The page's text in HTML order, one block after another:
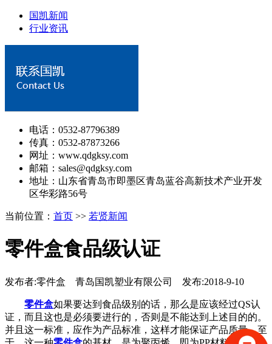
国凯新闻
行业资讯
电话：0532-87796389
传真：0532-87873266
网址：www.qdgksy.com
邮箱：sales@qdgksy.com
地址：山东省青岛市即墨区青岛蓝谷高新技术产业开发
区华彩路56号
当前位置： 首页 >> 若贤新闻
零件盒食品级认证
发布者:零件盒 青岛国凯塑业有限公司 发布:2018-9-10
零件盒如果要达到食品级别的话，那么是应该经过QS认
证，而且这也是必须要进行的，否则是不能达到上述目的的。
并且这一标准，应作为产品标准，这样才能保证产品质量。至